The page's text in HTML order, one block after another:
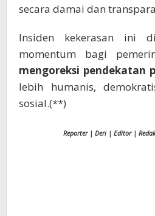
secara damai dan
Insiden kekerasan ini
momentum bagi
mengoreksi pendekatan
lebih humanis,
sosial.(**)
Reporter | Deri | Editor |